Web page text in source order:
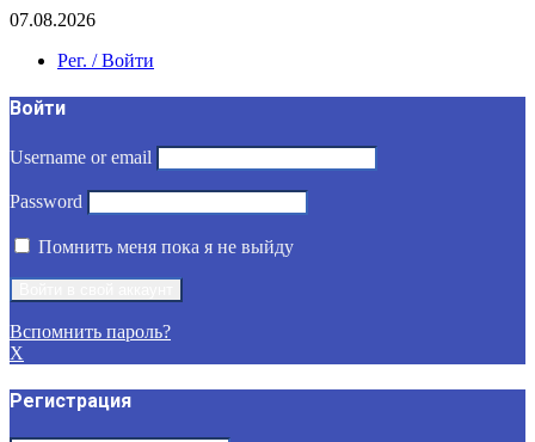
07.08.2026
Рег. / Войти
Войти
Username or email
Password
Помнить меня пока я не выйду
Вспомнить пароль?
X
Регистрация